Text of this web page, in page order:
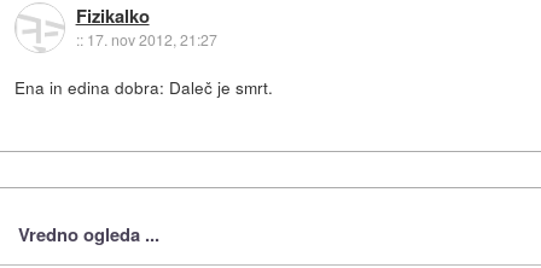
Fizikalko
:: 17. nov 2012, 21:27
Ena in edina dobra: Daleč je smrt.
Vredno ogleda ...